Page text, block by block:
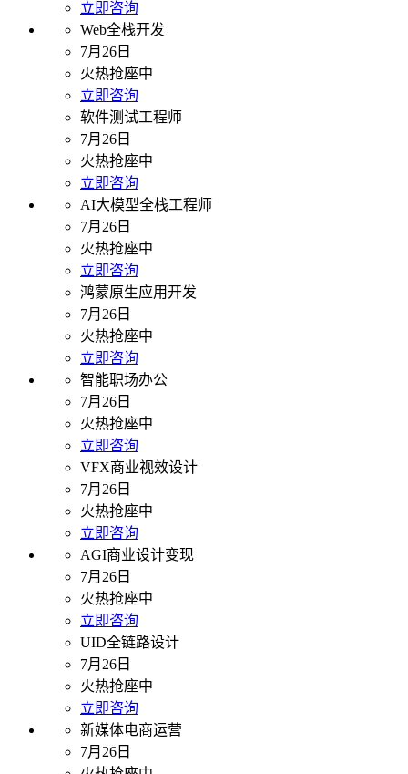
立即咨询
Web全栈开发
7月26日
火热抢座中
立即咨询
软件测试工程师
7月26日
火热抢座中
立即咨询
AI大模型全栈工程师
7月26日
火热抢座中
立即咨询
鸿蒙原生应用开发
7月26日
火热抢座中
立即咨询
智能职场办公
7月26日
火热抢座中
立即咨询
VFX商业视效设计
7月26日
火热抢座中
立即咨询
AGI商业设计变现
7月26日
火热抢座中
立即咨询
UID全链路设计
7月26日
火热抢座中
立即咨询
新媒体电商运营
7月26日